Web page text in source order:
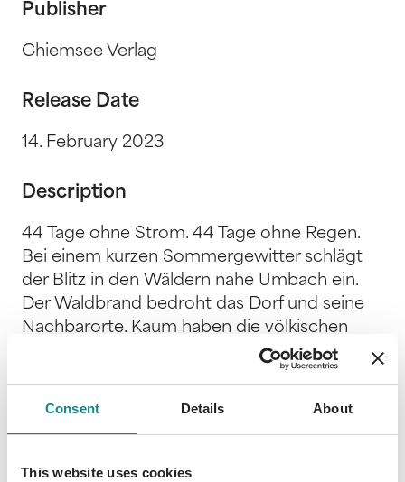
Consent Details About
This website uses cookies
Publisher
Chiemsee Verlag
Release Date
14. February 2023
Description
44 Tage ohne Strom. 44 Tage ohne Regen.
Bei einem kurzen Sommergewitter schlägt
der Blitz in den Wäldern nahe Umbach ein.
Der Waldbrand bedroht das Dorf und seine
Nachbarorte. Kaum haben die völkischen
Freyristen Umbach verlassen, wird Nadine
mit der bröckelnden Solidarität der
Dorffrieden. Gordon erlebt, wie Simones